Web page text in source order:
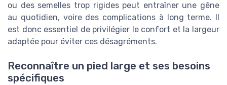
ou des semelles trop rigides peut entraîner une gêne
au quotidien, voire des complications à long terme. Il
est donc essentiel de privilégier le confort et la largeur
adaptée pour éviter ces désagréments.
Reconnaître un pied large et ses besoins
spécifiques